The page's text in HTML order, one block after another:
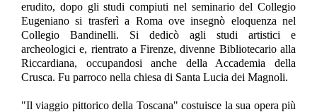
erudito, dopo gli studi compiuti nel seminario del Collegio
Eugeniano si trasferì a Roma ove insegnò eloquenza nel
Collegio Bandinelli. Si dedicò agli studi artistici e
archeologici e, rientrato a Firenze, divenne Bibliotecario alla
Riccardiana, occupandosi anche della Accademia della
Crusca. Fu parroco nella chiesa di Santa Lucia dei Magnoli.
"Il viaggio pittorico della Toscana" costuisce la sua opera più